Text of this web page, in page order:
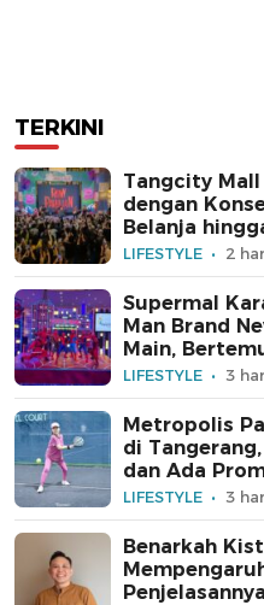
TERKINI
Tangcity Mall
dengan
Belanja
LIFESTYLE 2
Supermal
Man Brand
Main,
LIFESTYLE 3
Metropolis
di
dan Ada
LIFESTYLE 3
Benarkah
Penjelasannya